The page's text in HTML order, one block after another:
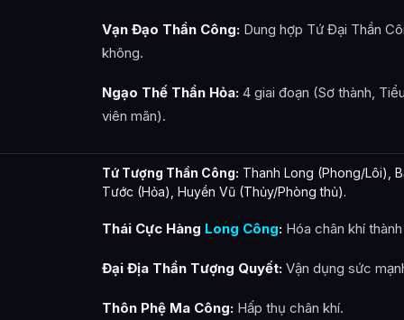
Vạn Đạo Thần Công: Dung hợp Tứ Đại Thần
không.
Ngạo Thế Thần Hỏa: 4 giai đoạn (Sơ thành,
viên mãn).
Tứ Tượng Thần Công: Thanh Long (Phong/Lôi),
Tước (Hỏa), Huyền Vũ (Thủy/Phòng thủ).
Thái Cực Hàng Long Công: Hóa chân khí
Đại Địa Thần Tượng Quyết: Vận dụng sức
Thôn Phệ Ma Công: Hấp thụ chân khí.